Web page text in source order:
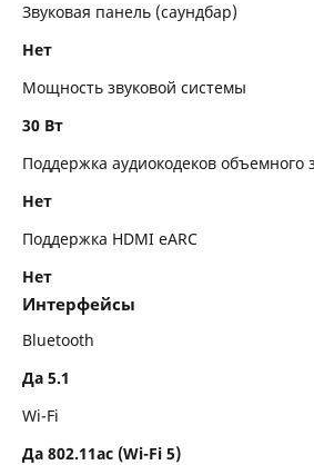
Звуковая панель (саундбар)
Нет
Мощность звуковой системы
30 Вт
Поддержка аудиокодеков объемного
Нет
Поддержка HDMI eARC
Нет
Интерфейсы
Bluetooth
Да 5.1
Wi-Fi
Да 802.11ac (Wi-Fi 5)